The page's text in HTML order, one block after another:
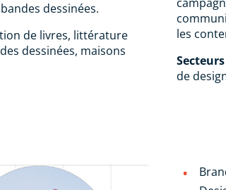
dessinées.
de livres, littérature
dessinées, maisons
les
Secteurs
de